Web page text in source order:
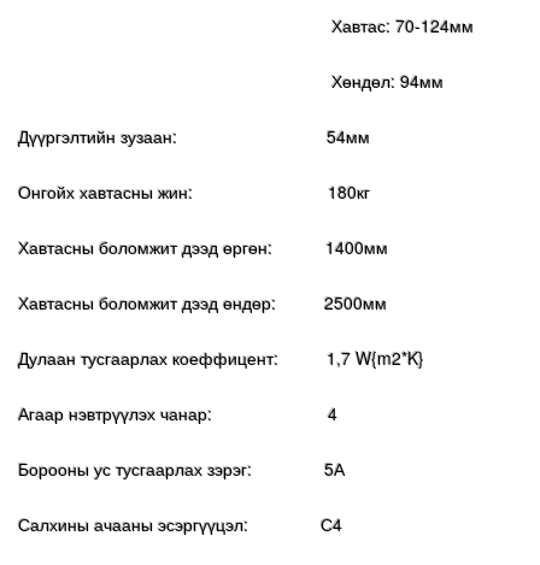
Хавтас: 70-124мм
Хөндөл: 94мм
Дүүргэлтийн зузаан: 54мм
Онгойх хавтасны жин: 180кг
Хавтасны боломжит дээд өргөн: 1400мм
Хавтасны боломжит дээд өндөр: 2500мм
Дулаан тусгаарлах коеффицент: 1,7 W{m2*K}
Агаар нэвтрүүлэх чанар: 4
Борооны ус тусгаарлах зэрэг: 5А
Салхины ачааны эсэргүүцэл: С4